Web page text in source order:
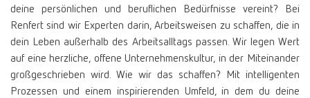
deine persönlichen und beruflichen Bedürfnisse vereint? Bei
Renfert sind wir Experten darin, Arbeitsweisen zu schaffen, die in
dein Leben außerhalb des Arbeitsalltags passen. Wir legen Wert
auf eine herzliche, offene Unternehmenskultur, in der Miteinander
großgeschrieben wird. Wie wir das schaffen? Mit intelligenten
Prozessen und einem inspirierenden Umfeld, in dem du deine